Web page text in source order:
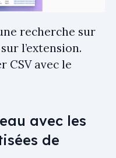
recherche sur
l’extension.
CSV avec le
avec les
de